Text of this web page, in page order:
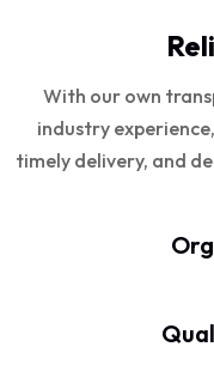
With our own
industry
timely delivery, and